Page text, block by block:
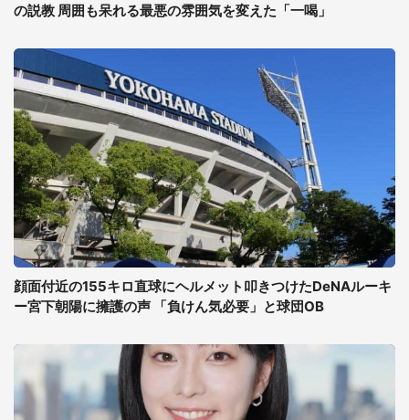
の説教 周囲も呆れる最悪の雰囲気を変えた「一喝」
顔面付近の155キロ直球にヘルメット叩きつけたDeNAルーキ
ー宮下朝陽に擁護の声 「負けん気必要」と球団OB